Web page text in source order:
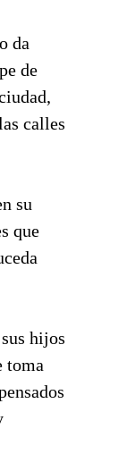
da
de
calles
su
que
hijos
toma